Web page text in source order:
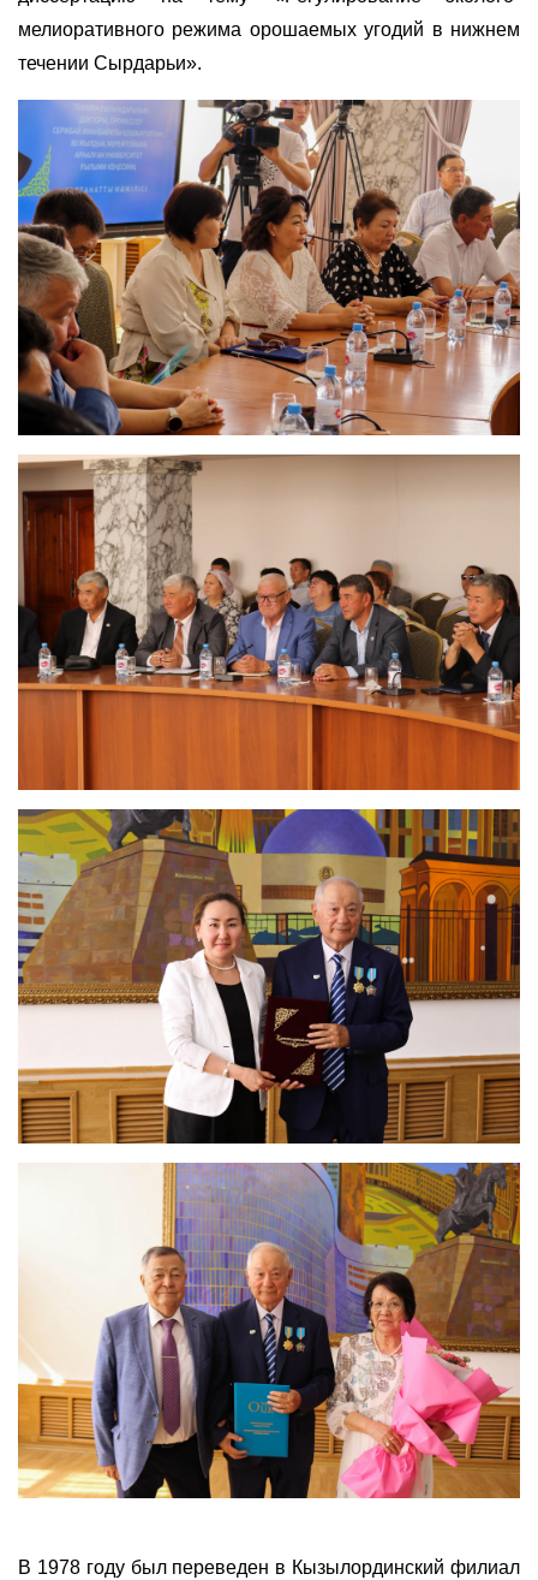
мелиоративного режима орошаемых угодий в нижнем
течении Сырдарьи».
В 1978 году был переведен в Кызылординский филиал